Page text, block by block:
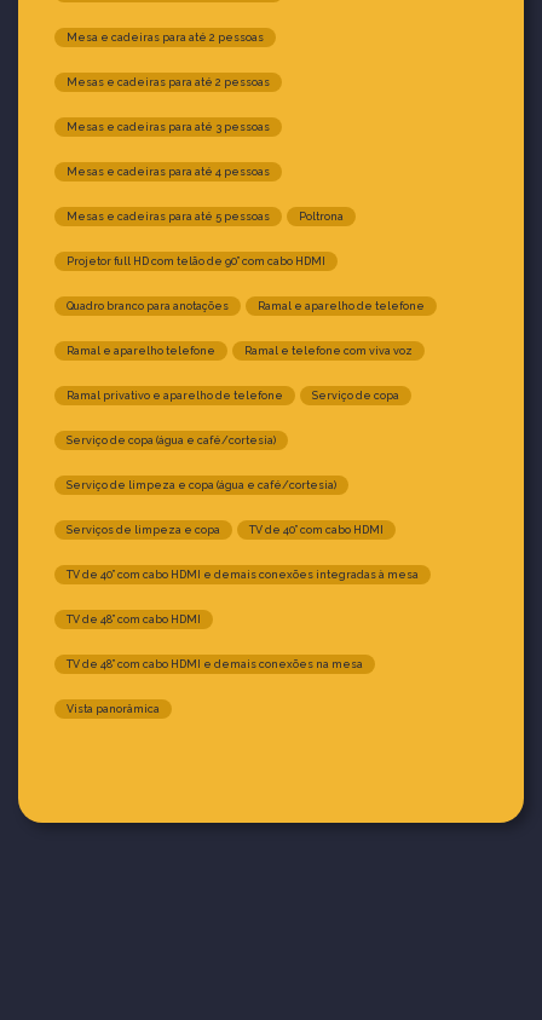
Mesa e cadeiras para até 2 pessoas
Mesas e cadeiras para até 2 pessoas
Mesas e cadeiras para até 3 pessoas
Mesas e cadeiras para até 4 pessoas
Mesas e cadeiras para até 5 pessoas Poltrona
Projetor full HD com telão de 90” com cabo HDMI
Quadro branco para anotações Ramal e aparelho de telefone
Ramal e aparelho telefone Ramal e telefone com viva voz
Ramal privativo e aparelho de telefone Serviço de copa
Serviço de copa (água e café/cortesia)
Serviço de limpeza e copa (água e café/cortesia)
Serviços de limpeza e copa TV de 40” com cabo HDMI
TV de 40” com cabo HDMI e demais conexões integradas à mesa
TV de 48” com cabo HDMI
TV de 48” com cabo HDMI e demais conexões na mesa
Vista panorâmica